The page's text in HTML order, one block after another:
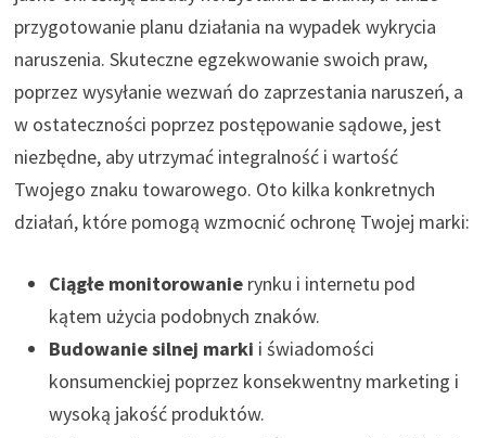
przygotowanie planu działania na wypadek wykrycia
naruszenia. Skuteczne egzekwowanie swoich praw,
poprzez wysyłanie wezwań do zaprzestania naruszeń, a
w ostateczności poprzez postępowanie sądowe, jest
niezbędne, aby utrzymać integralność i wartość
Twojego znaku towarowego. Oto kilka konkretnych
działań, które pomogą wzmocnić ochronę Twojej marki:
Ciągłe monitorowanierynku i internetu pod
kątem użycia podobnych znaków.
Budowanie silnej marki i świadomości
konsumenckiej poprzez konsekwentny marketing i
wysoką jakość produktów.